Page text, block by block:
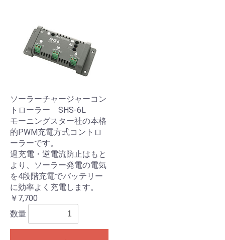
ソーラーチャージャーコン
トローラー SHS-6L
モーニングスター社の本格
的PWM充電方式コントロ
ーラーです。
過充電・逆電流防止はもと
より、ソーラー発電の電気
を4段階充電でバッテリー
に効率よく充電します。
￥7,700
数量